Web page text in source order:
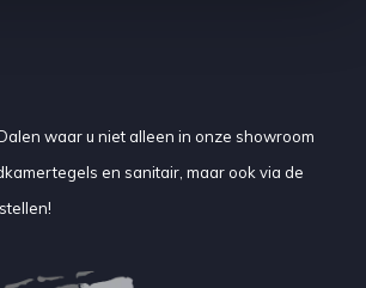
waar u niet alleen in onze showroom
en sanitair, maar ook via de